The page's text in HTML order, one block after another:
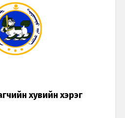
хувийн хэрэг